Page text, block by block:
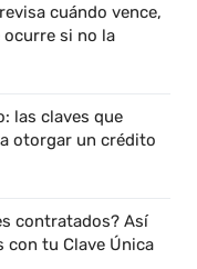
cuándo vence,
si no la
las claves que
otorgar un crédito
contratados? Así
con tu Clave Única